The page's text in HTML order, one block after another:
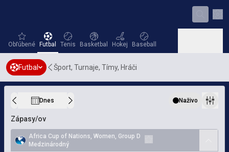
favorites
Obľúbené Futbal
Futbal Tenis
Tenis Basketbal
Basketbal Hokej
Hokej Baseball
Baseball
Hádzaná
Hádzaná Volejbal
Volejbal
Futbal Šport, Turnaje, Tímy, Hráči
Včera Kalendár
Dnes
Ďalší deň
Naživo
zápasy/ov
Africa Cup of Nations, Women, Group D
Medzinárodný